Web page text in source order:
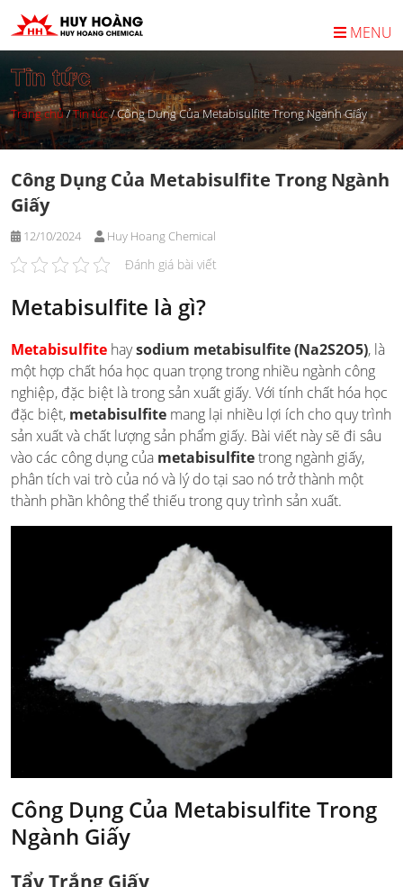
Skip
to
content
MENU
Tin tức
Trang chủ/Tin tức/Công Dụng Của Metabisulfite Trong Ngành Giấy
Công Dụng Của Metabisulfite Trong Ngành
Giấy
12/10/2024 Huy Hoang Chemical
Đánh giá bài viết
Metabisulfite là gì?
Metabisulfite haysodium metabisulfite (Na2S2O5), là
một hợp chất hóa học quan trọng trong nhiều ngành công
nghiệp, đặc biệt là trong sản xuất giấy. Với tính chất hóa học
đặc biệt, metabisulfite mang lại nhiều lợi ích cho quy trình
sản xuất và chất lượng sản phẩm giấy. Bài viết này sẽ đi sâu
vào các công dụng của metabisulfitetrong ngành giấy,
phân tích vai trò của nó và lý do tại sao nó trở thành một
thành phần không thể thiếu trong quy trình sản xuất.
Công Dụng Của Metabisulfite Trong
Ngành Giấy
Tẩy Trắng Giấy